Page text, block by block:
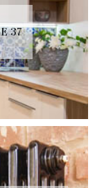
37